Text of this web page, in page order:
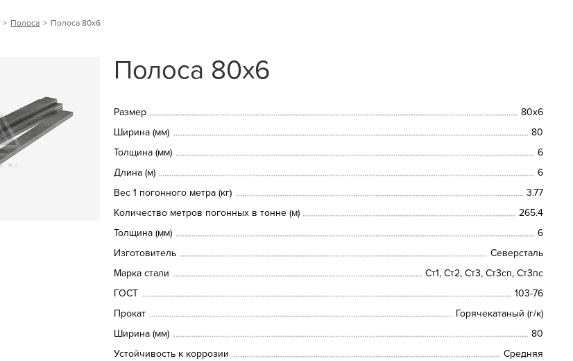
Полоса Полоса 80х6
Полоса 80х6
Размер
80х6
Ширина (мм)
80
Толщина (мм)
6
Длина (м)
6
Вес 1 погонного метра (кг)
3.77
Количество метров погонных в тонне (м)
265.4
Толщина (мм)
6
Изготовитель
Северсталь
Марка стали
Ст1, Ст2, Ст3, Ст3сп, Ст3пс
ГОСТ
103-76
Прокат
Горячекатаный (г/к)
Ширина (мм)
80
Устойчивость к коррозии
Средняя